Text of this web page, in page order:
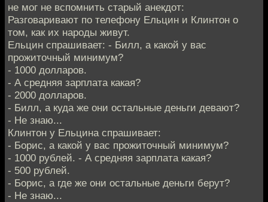
не мог не вспомнить старый анекдот:
Разговаривают по телефону Ельцин и Клинтон о
том, как их народы живут.
Ельцин спрашивает: - Билл, а какой у вас
прожиточный минимум?
- 1000 долларов.
- А средняя зарплата какая?
- 2000 долларов.
- Билл, а куда же они остальные деньги девают?
- Hе знаю...
Клинтон у Ельцина спрашивает:
- Борис, а какой у вас прожиточный минимум?
- 1000 рублей. - А средняя зарплата какая?
- 500 рублей.
- Борис, а где же они остальные деньги берут?
- Hе знаю...